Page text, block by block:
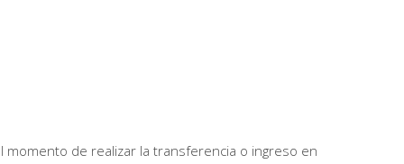
momento de realizar la transferencia o ingreso en